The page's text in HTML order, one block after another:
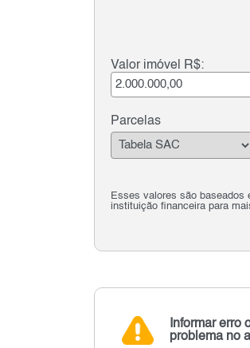
Valor imóvel R$:
Parcelas
Esses valores são baseados
instituição financeira para
Informar erro
problema no